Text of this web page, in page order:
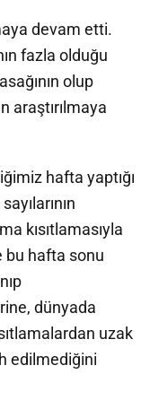
devam etti.
fazla olduğu
olup
araştırılmaya
hafta yaptığı
kısıtlamasıyla
bu hafta sonu
dünyada
uzak
edilmediğini